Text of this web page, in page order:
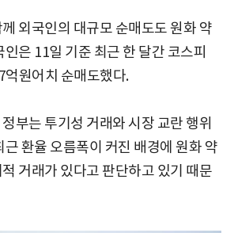
외국인의 대규모 순매도도 원화 약
은 11일 기준 최근 한 달간 코스피
원어치 순매도했다.
부는 투기성 거래와 시장 교란 행위
환율 오름폭이 커진 배경에 원화 약
거래가 있다고 판단하고 있기 때문